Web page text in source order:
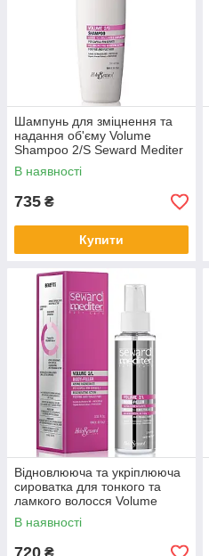
Шампунь для зміцнення та
надання об'єму Volume
Shampoo 2/S Seward Mediter
В наявності
735 ₴
Купити
Відновлююча та укріплююча
сироватка для тонкого та
ламкого волосся Volume
Body-Filler 2/L Seward Mediter
В наявності